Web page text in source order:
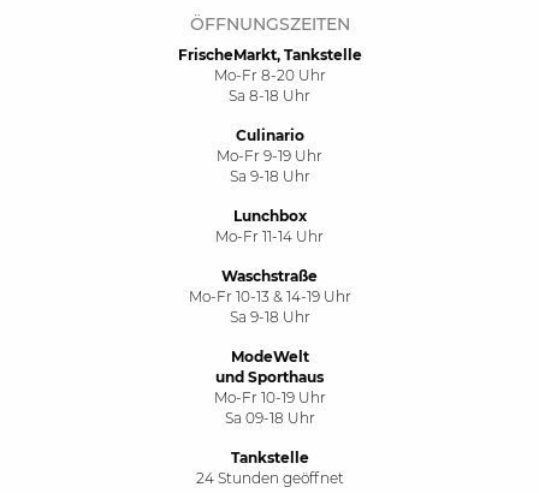
ÖFFNUNGSZEITEN
FrischeMarkt, Tankstelle
Mo-Fr 8-20 Uhr
Sa 8-18 Uhr
Culinario
Mo-Fr 9-19 Uhr
Sa 9-18 Uhr
Lunchbox
Mo-Fr 11-14 Uhr
Waschstraße
Mo-Fr 10-13 & 14-19 Uhr
Sa 9-18 Uhr
ModeWelt
und Sporthaus
Mo-Fr 10-19 Uhr
Sa 09-18 Uhr
Tankstelle
24 Stunden geöffnet